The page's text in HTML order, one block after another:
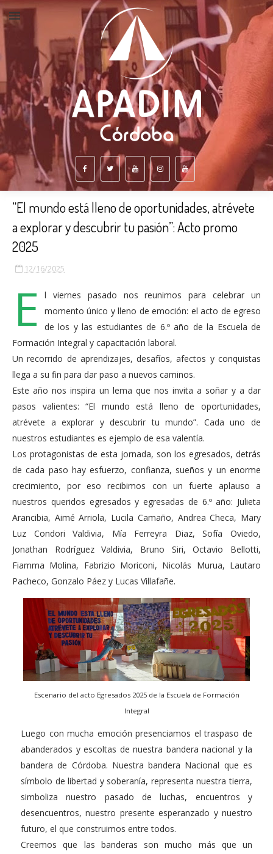
”El mundo está lleno de oportunidades, atrévete
a explorar y descubrir tu pasión”: Acto promo
2025
12/16/2025
E
l viernes pasado nos reunimos para celebrar un
momento único y lleno de emoción: el acto de egreso
de los y las estudiantes de 6.º año de la Escuela de
Formación Integral y capacitación laboral.
Un recorrido de aprendizajes, desafíos, afectos y conquistas
llega a su fin para dar paso a nuevos caminos.
Este año nos inspira un lema que nos invita a soñar y a dar
pasos valientes: “El mundo está lleno de oportunidades,
atrévete a explorar y descubrir tu mundo”. Cada uno de
nuestros estudiantes es ejemplo de esa valentía.
Los protagonistas de esta jornada, son los egresados, detrás
de cada paso hay esfuerzo, confianza, sueños y un enorme
crecimiento, por eso recibimos con un fuerte aplauso a
nuestros queridos egresados y egresadas de 6.º año: Julieta
Arancibia, Aimé Arriola, Lucila Camaño, Andrea Checa, Mary
Luz Condori Valdivia, Mía Ferreyra Diaz, Sofía Oviedo,
Jonathan Rodríguez Valdivia, Bruno Siri, Octavio Bellotti,
Fiamma Molina, Fabrizio Moriconi, Nicolás Murua, Lautaro
Pacheco, Gonzalo Páez y Lucas Villafañe.
Escenario del acto Egresados 2025 de la Escuela de Formación
Integral
Luego con mucha emoción presenciamos el traspaso de
abanderados y escoltas de nuestra bandera nacional y la
bandera de Córdoba. Nuestra bandera Nacional que es
símbolo de libertad y soberanía, representa nuestra tierra,
simboliza nuestro pasado de luchas, encuentros y
desencuentros, nuestro presente esperanzado y nuestro
futuro, el que construimos entre todos.
Creemos que las banderas son mucho más que un